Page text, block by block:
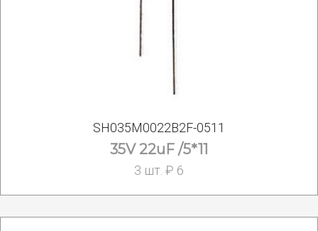
SH035M0022B2F-0511
35V 22uF /5*11
3 шт. ₽ 6